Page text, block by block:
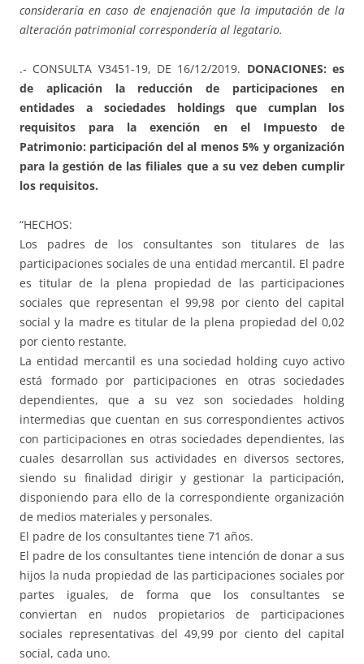
consideraría en caso de enajenación que la imputación de la
alteración patrimonial correspondería al legatario.
.- CONSULTA V3451-19, DE 16/12/2019. DONACIONES: es
de aplicación la reducción de participaciones en
entidades a sociedades holdings que cumplan los
requisitos para la exención en el Impuesto de
Patrimonio: participación del al menos 5% y organización
para la gestión de las filiales que a su vez deben cumplir
los requisitos.
“HECHOS:
Los padres de los consultantes son titulares de las
participaciones sociales de una entidad mercantil. El padre
es titular de la plena propiedad de las participaciones
sociales que representan el 99,98 por ciento del capital
social y la madre es titular de la plena propiedad del 0,02
por ciento restante.
La entidad mercantil es una sociedad holding cuyo activo
está formado por participaciones en otras sociedades
dependientes, que a su vez son sociedades holding
intermedias que cuentan en sus correspondientes activos
con participaciones en otras sociedades dependientes, las
cuales desarrollan sus actividades en diversos sectores,
siendo su finalidad dirigir y gestionar la participación,
disponiendo para ello de la correspondiente organización
de medios materiales y personales.
El padre de los consultantes tiene 71 años.
El padre de los consultantes tiene intención de donar a sus
hijos la nuda propiedad de las participaciones sociales por
partes iguales, de forma que los consultantes se
conviertan en nudos propietarios de participaciones
sociales representativas del 49,99 por ciento del capital
social, cada uno.